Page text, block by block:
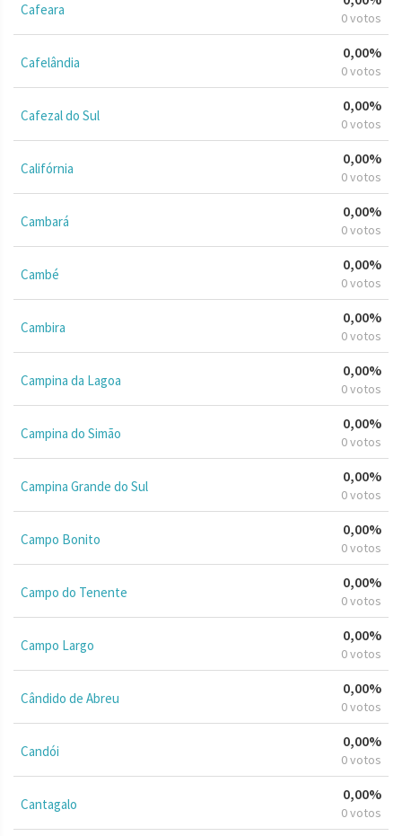
Cafeara 0 votos
Cafelândia
0,00%
0 votos
Cafezal do Sul
0,00%
0 votos
Califórnia
0,00%
0 votos
Cambará
0,00%
0 votos
Cambé
0,00%
0 votos
Cambira
0,00%
0 votos
Campina da Lagoa
0,00%
0 votos
Campina do Simão
0,00%
0 votos
Campina Grande do Sul
0,00%
0 votos
Campo Bonito
0,00%
0 votos
Campo do Tenente
0,00%
0 votos
Campo Largo
0,00%
0 votos
Cândido de Abreu
0,00%
0 votos
Candói
0,00%
0 votos
Cantagalo
0,00%
0 votos